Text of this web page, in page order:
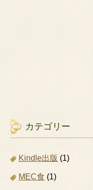
カテゴリー
Kindle出版 (1)
MEC食 (1)